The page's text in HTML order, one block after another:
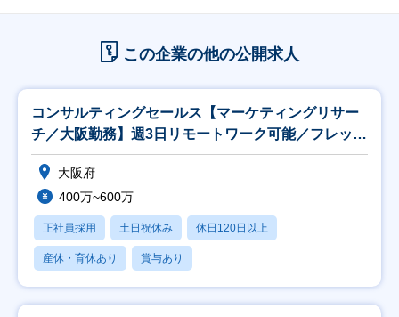
この企業の他の公開求人
コンサルティングセールス【マーケティングリサー
チ／大阪勤務】週3日リモートワーク可能／フレック
ス制有
大阪府
400万~600万
正社員採用 土日祝休み 休日120日以上
産休・育休あり 賞与あり